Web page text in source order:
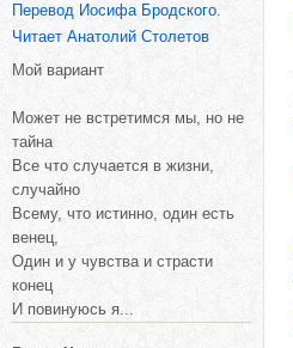
Перевод Иосифа Бродского.
Читает Анатолий Столетов
Мой вариант
Может не встретимся мы, но не
тайна
Все что случается в жизни,
случайно
Всему, что истинно, один есть
венец,
Один и у чувства и страсти
конец
И повинуюсь я...